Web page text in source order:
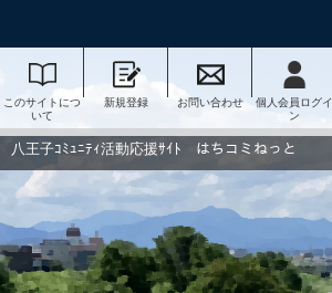
このサイトにつ
いて
新規登録 お問い合わせ
個人会員ログイ
ン
八王子ｺﾐｭﾆﾃｨ活動応援ｻｲﾄ はちコミねっと